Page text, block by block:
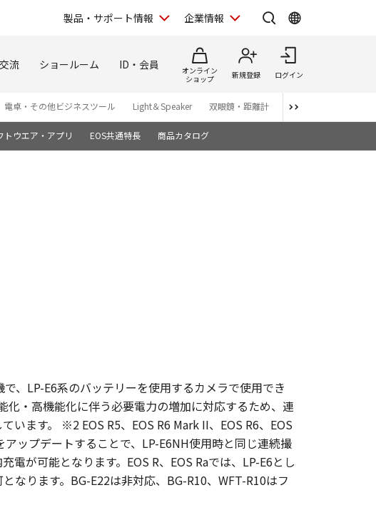
製品・サポート情報 企業情報
流 ショールーム ID・会員
オンライン
ショップ
新規登録 ログイン
電卓・その他ビジネスツール Light＆Speaker 双眼鏡・距離計 写真集
トウエア・アプリ EOS共通特長 商品カタログ
、LP-E6系のバッテリーを使用するカメラで使用でき
・高機能化に伴う必要電力の増加に対応するため、連
います。 ※2 EOS R5、EOS R6 Mark II、EOS R6、EOS
ップデートすることで、LP-E6NH使用時と同じ連続撮
電が可能となります。EOS R、EOS Raでは、LP-E6とし
なります。BG-E22は非対応、BG-R10、WFT-R10はフ